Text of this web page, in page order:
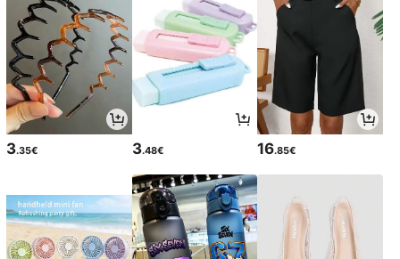
3.35€ 3.48€ 16.85€